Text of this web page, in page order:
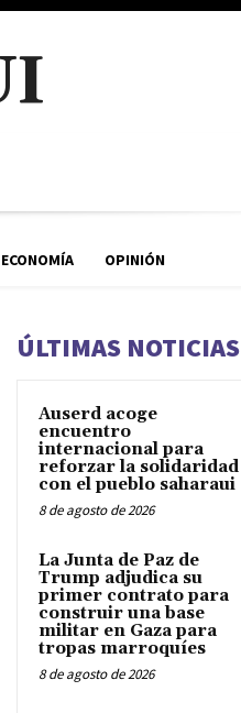
ECONOMÍA OPINIÓN
ÚLTIMAS NOTICIAS
Auserd acoge
encuentro
internacional para
reforzar la solidaridad
con el pueblo saharaui
8 de agosto de 2026
La Junta de Paz de
Trump adjudica su
primer contrato para
construir una base
militar en Gaza para
tropas marroquíes
8 de agosto de 2026